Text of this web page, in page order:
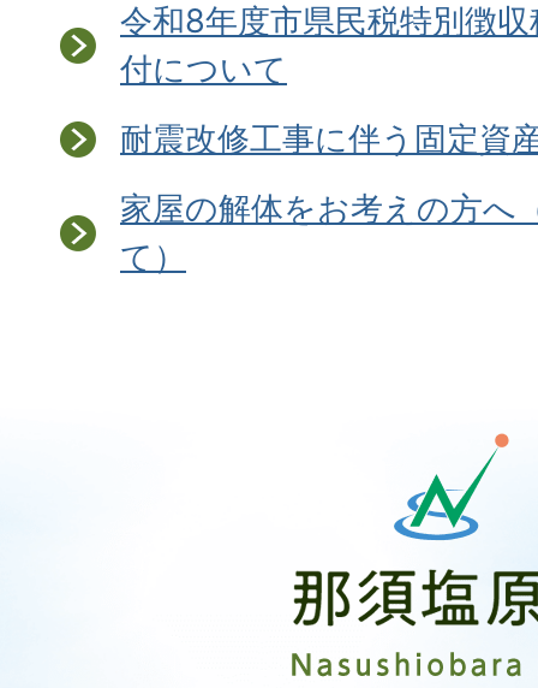
令和8年度市県民税特別徴
付について
耐震改修工事に伴う固定資
家屋の解体をお考えの方へ
て）
原
市